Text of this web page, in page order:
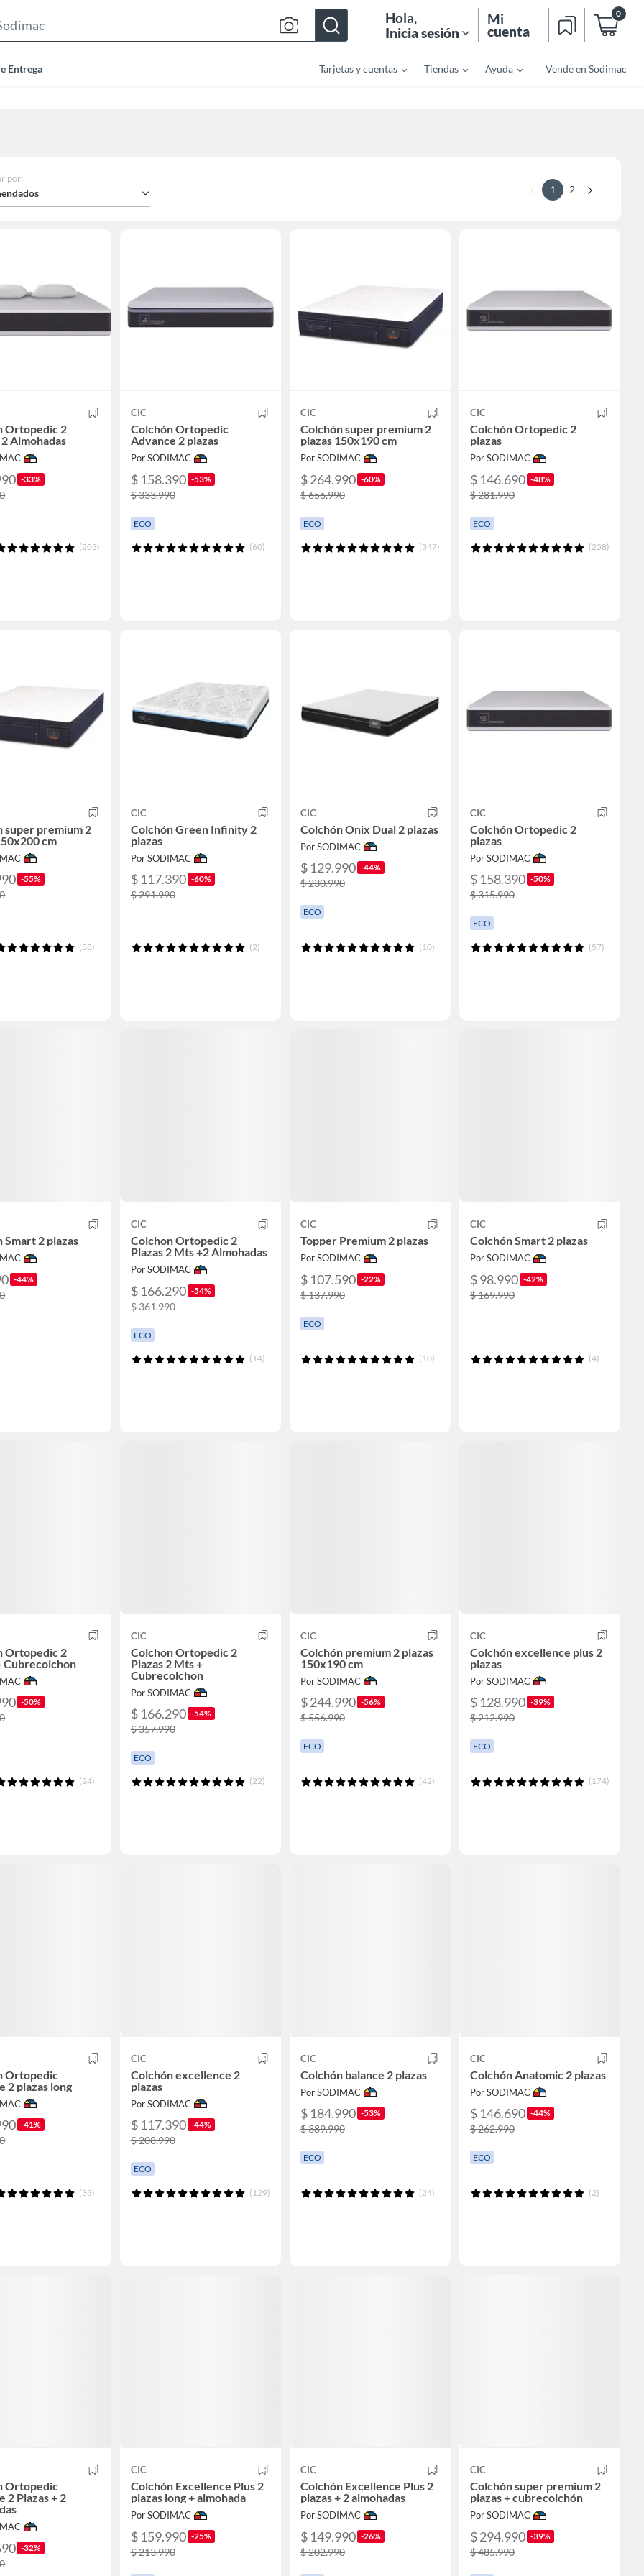
Bar
Hola,
Inicia sesión
Mi
cuenta
0
Entrega Tarjetas y cuentas Tiendas Ayuda Vende en Sodimac
por:
1 2
Ortopedic 2
Almohadas
-33%
(203)
CIC
Colchón Ortopedic
Advance 2 plazas
Por SODIMAC
$ 158.390 -53%
$ 333.990
ECO
(60)
CIC
Colchón super premium 2
plazas 150x190 cm
Por SODIMAC
$ 264.990 -60%
$ 656.990
ECO
(347)
CIC
Colchón Ortopedic 2
plazas
Por SODIMAC
$ 146.690 -48%
$ 281.990
ECO
(258)
super premium 2
cm
-55%
(38)
CIC
Colchón Green Infinity 2
plazas
Por SODIMAC
$ 117.390 -60%
$ 291.990
(2)
CIC
Colchón Onix Dual 2 plazas
Por SODIMAC
$ 129.990 -44%
$ 230.990
ECO
(10)
CIC
Colchón Ortopedic 2
plazas
Por SODIMAC
$ 158.390 -50%
$ 315.990
ECO
(57)
Smart 2 plazas
-44%
CIC
Colchon Ortopedic 2
Plazas 2 Mts +2 Almohadas
Por SODIMAC
$ 166.290 -54%
$ 361.990
ECO
(14)
CIC
Topper Premium 2 plazas
Por SODIMAC
$ 107.590 -22%
$ 137.990
ECO
(10)
CIC
Colchón Smart 2 plazas
Por SODIMAC
$ 98.990 -42%
$ 169.990
(4)
Ortopedic 2
Cubrecolchon
-50%
(24)
CIC
Colchon Ortopedic 2
Plazas 2 Mts +
Cubrecolchon
Por SODIMAC
$ 166.290 -54%
$ 357.990
ECO
(22)
CIC
Colchón premium 2 plazas
150x190 cm
Por SODIMAC
$ 244.990 -56%
$ 556.990
ECO
(42)
CIC
Colchón excellence plus 2
plazas
Por SODIMAC
$ 128.990 -39%
$ 212.990
ECO
(174)
Ortopedic
2 plazas long
-41%
(33)
CIC
Colchón excellence 2
plazas
Por SODIMAC
$ 117.390 -44%
$ 208.990
ECO
(129)
CIC
Colchón balance 2 plazas
Por SODIMAC
$ 184.990 -53%
$ 389.990
ECO
(24)
CIC
Colchón Anatomic 2 plazas
Por SODIMAC
$ 146.690 -44%
$ 262.990
ECO
(2)
Ortopedic
2 Plazas + 2
-32%
CIC
Colchón Excellence Plus 2
plazas long + almohada
Por SODIMAC
$ 159.990 -25%
$ 213.990
CIC
Colchón Excellence Plus 2
plazas + 2 almohadas
Por SODIMAC
$ 149.990 -26%
$ 202.990
CIC
Colchón super premium 2
plazas + cubrecolchón
Por SODIMAC
$ 294.990 -39%
$ 485.990